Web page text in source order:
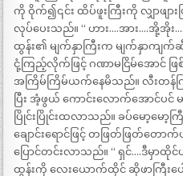
ကို ဝိုက်၍၎င်း ထိပ်ဖူးကြီးကို လျှာဖျာ
လုပ်ပေးသည်။ “ ဟား….အား….အို့အိုး
ထွန်း၏ မျက်နှာကြီးက မျက်နှာက
ငုံ့ကြည့်လိုက်ဖြင့် ဂဏာမငြိမ်အောင် ဖြ
အကြိမ်ကြိမ်ယက်နေမိသည်။ လီးတန်
ပြီး အံ့ဖွယ် ကောင်းလောက်အောင်ပင်
ပြိုင်းပြိုင်းထလာသည်။ ခပ်မော့မော့က
ချောင်းရောင်ဖြင့် တဖြတ်ဖြတ်တော
ပြောင်တင်းလာသည်။ “ ရှင်….ဒီမှာထို
ထွန်းကို လေးယောက်ထိုင် ဆိုဖာကြီးပ